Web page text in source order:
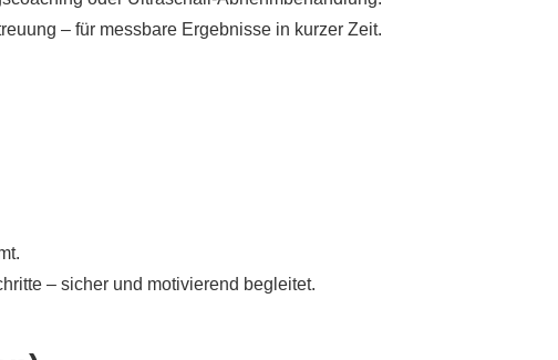
– für messbare Ergebnisse in kurzer Zeit.
– sicher und motivierend begleitet.